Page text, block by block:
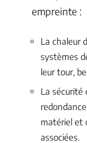
empreinte :
La chaleur
systèmes
leur tour,
La sécurité
matériel et
associées.